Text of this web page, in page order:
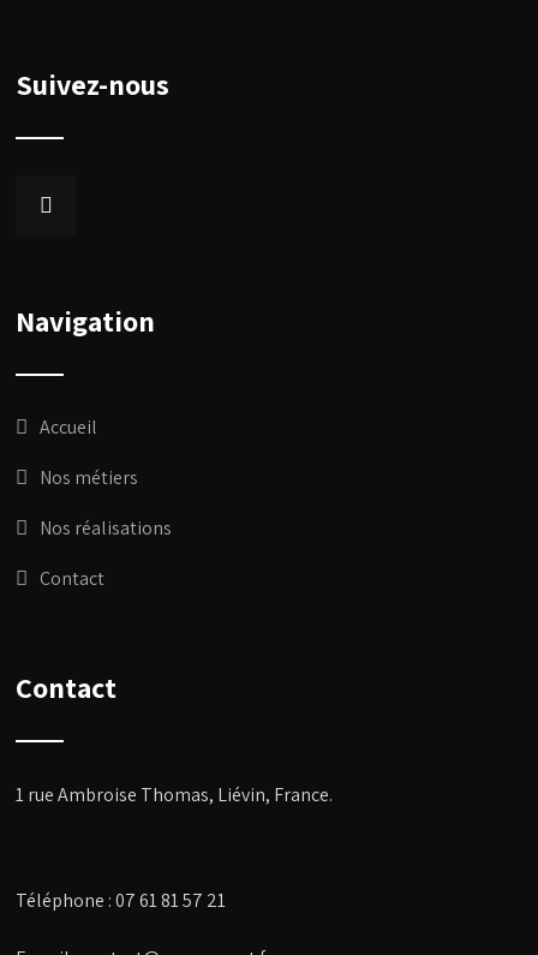
Suivez-nous
Navigation
Accueil
Nos métiers
Nos réalisations
Contact
Contact
1 rue Ambroise Thomas, Liévin, France.
Téléphone :07 61 81 57 21